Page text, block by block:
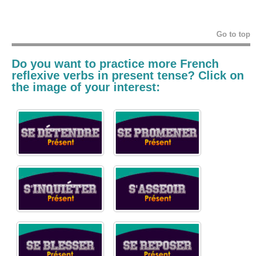
Go to top
Do you want to practice more French
reflexive verbs in present tense? Click on
the image of your interest: